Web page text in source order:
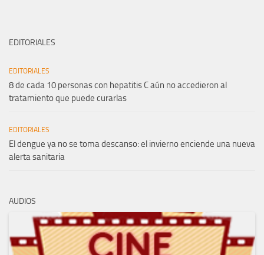
EDITORIALES
EDITORIALES
8 de cada 10 personas con hepatitis C aún no accedieron al
tratamiento que puede curarlas
EDITORIALES
El dengue ya no se toma descanso: el invierno enciende una nueva
alerta sanitaria
AUDIOS